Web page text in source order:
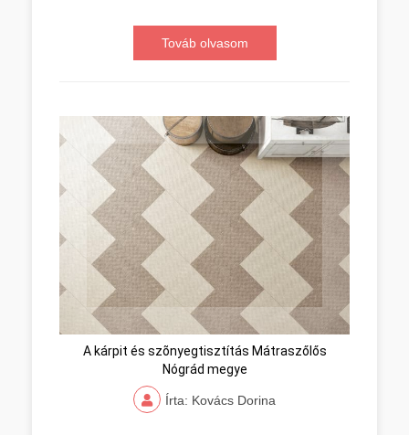
Továb olvasom
A kárpit és szõnyegtisztítás Mátraszőlős
Nógrád megye
Írta: Kovács Dorina